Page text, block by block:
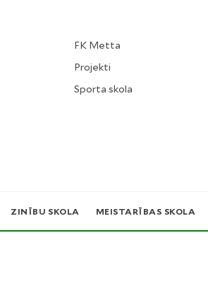
FK Metta
Projekti
Sporta skola
ZINĪBU SKOLA MEISTARĪBAS SKOLA